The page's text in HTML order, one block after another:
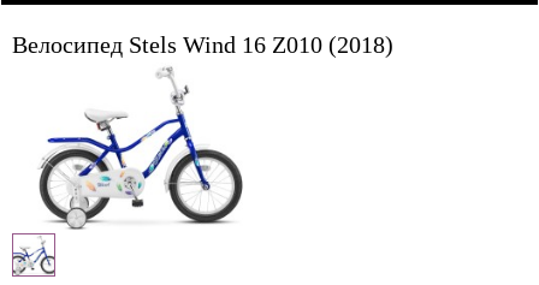
Велосипед Stels Wind 16 Z010 (2018)